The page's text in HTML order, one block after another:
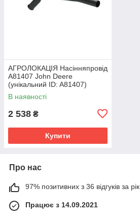
АГРОЛОКАЦІЯ Насінняпровід
A81407 John Deere
(унікальний ID: A81407)
В наявності
2 538 ₴
Купити
Про нас
97% позитивних з 36 відгуків за рік
Працює з 14.09.2021